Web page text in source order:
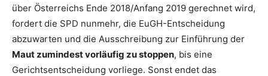
über Österreichs Ende 2018/Anfang 2019 gerechnet wird,
fordert die SPD nunmehr, die EuGH-Entscheidung
abzuwarten und die Ausschreibung zur Einführung der
Maut zumindest vorläufig zu stoppen, bis eine
Gerichtsentscheidung vorliege. Sonst endet das